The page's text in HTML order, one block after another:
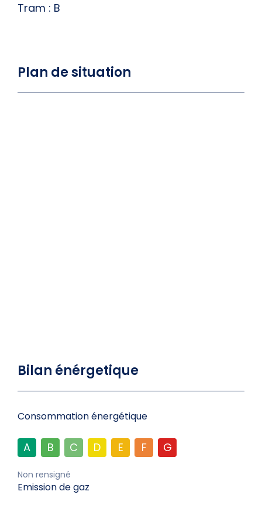
Tram : B
Plan de situation
Bilan énérgetique
Consommation énergétique
A B C D E F G
Non rensigné
Emission de gaz